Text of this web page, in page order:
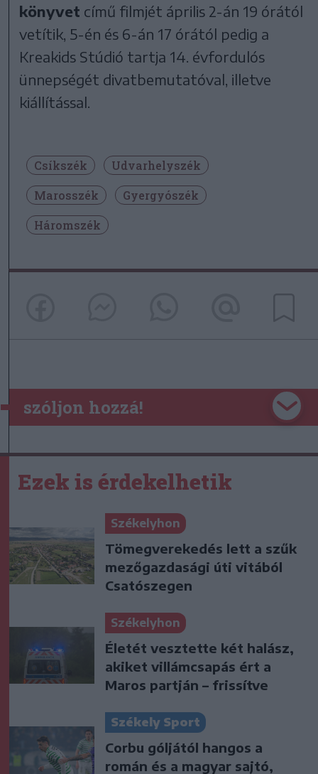
könyvet című filmjét április 2-án 19 órától
vetítik, 5-én és 6-án 17 órától pedig a
Kreakids Stúdió tartja 14. évfordulós
ünnepségét divatbemutatóval, illetve
kiállítással.
Csíkszék
Udvarhelyszék
Marosszék
Gyergyószék
Háromszék
szóljon hozzá!
Ezek is érdekelhetik
Székelyhon
Tömegverekedés lett a szűk
mezőgazdasági úti vitából
Csatószegen
Székelyhon
Életét vesztette két halász,
akiket villámcsapás ért a
Maros partján – frissítve
Székely Sport
Corbu góljától hangos a
román és a magyar sajtó,